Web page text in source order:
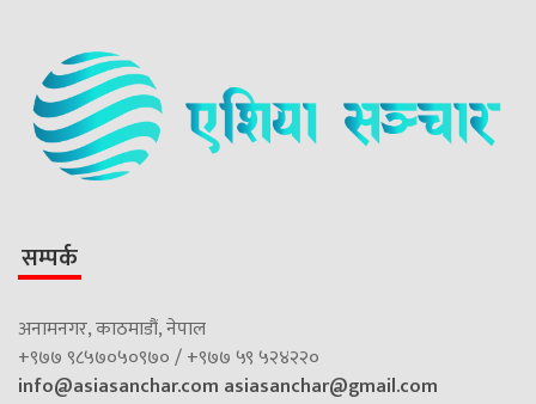
सम्पर्क
अनामनगर, काठमाडौं, नेपाल
+९७७ ९८५७०५०९७० / +९७७ ५९ ५२४२२०
info@asiasanchar.com asiasanchar@gmail.com